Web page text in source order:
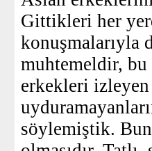
Gittikleri her
konuşmalarıyla
muhtemeldir, bu
erkekleri
söylemiştik.